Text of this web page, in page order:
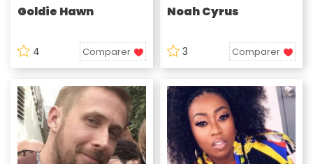
Goldie Hawn
4 Comparer
Noah Cyrus
3 Comparer